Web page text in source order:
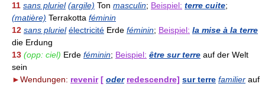
11 sans pluriel (argile) Ton masculin; Beispiel: terre cuite;
(matière) Terrakotta féminin
12 sans pluriel électricité Erde féminin; Beispiel: la mise à la terre
die Erdung
13 (opp: ciel) Erde féminin; Beispiel: être sur terre auf der Welt
sein
►Wendungen: revenir [ oder redescendre] sur terre familier auf